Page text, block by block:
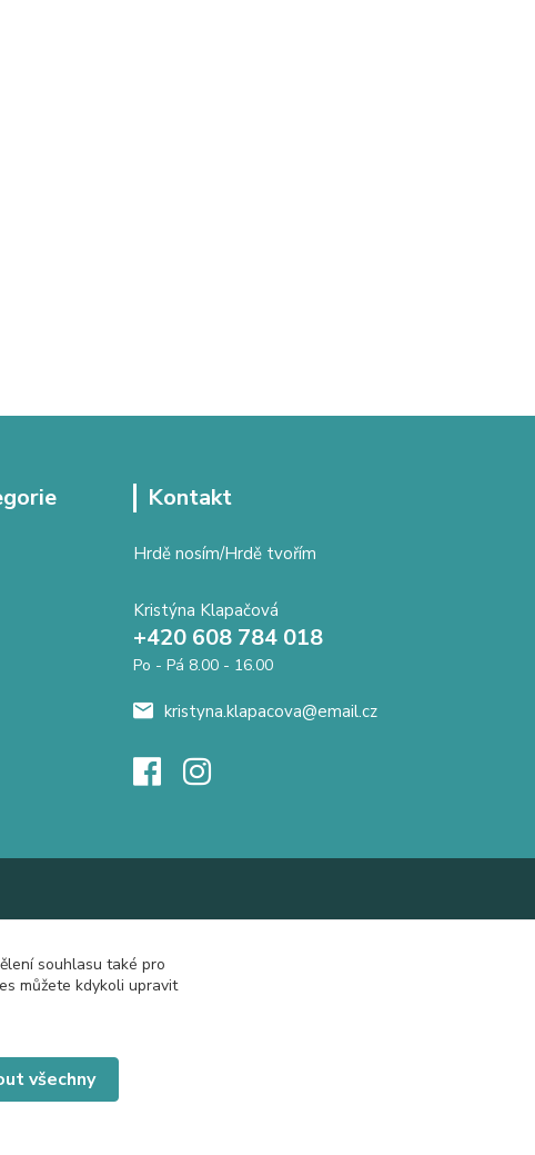
Kontakt
Hrdě nosím/Hrdě tvořím
Kristýna Klapačová
+420 608 784 018
Po - Pá 8.00 - 16.00
kristyna.klapacova@email.cz
souhlasu také pro
můžete kdykoli upravit
všechny